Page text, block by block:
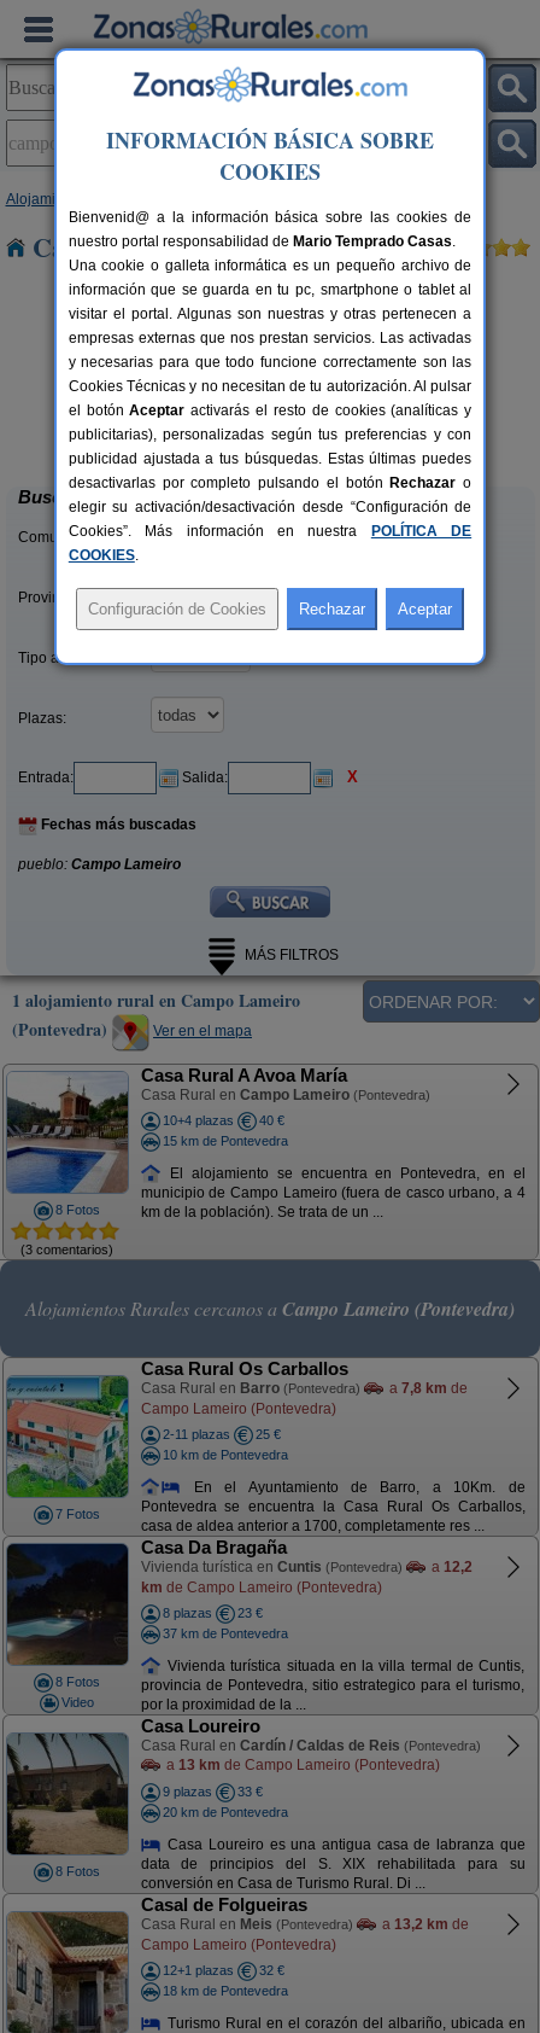
Alojamientos
Casas Rurales en Campo Lameiro
20 pers.
desde25 €
Casa Rural Galiñanes
Las Chouzas (Pontevedra)
Buscar
Comunidades:
Provincias/Islas:
Tipo alquiler:
Plazas:
Entrada: Salida: X
Fechas más buscadas
pueblo: Campo Lameiro
MÁS FILTROS
1 alojamiento rural en Campo Lameiro
(Pontevedra)
Ver en el mapa
8 Fotos
(3 comentarios)
Casa Rural A Avoa María
Casa Rural en Campo Lameiro (Pontevedra)
10+4 plazas
40 €
15 km de Pontevedra
El alojamiento se encuentra en Pontevedra, en el
municipio de Campo Lameiro (fuera de casco urbano, a 4
km de la población). Se trata de un ...
Alojamientos Rurales cercanos a Campo Lameiro (Pontevedra)
7 Fotos
Casa Rural Os Carballos
Casa Rural en Barro (Pontevedra) a 7,8 km de
Campo Lameiro (Pontevedra)
2-11 plazas
25 €
10 km de Pontevedra
En el Ayuntamiento de Barro, a 10Km. de
Pontevedra se encuentra la Casa Rural Os Carballos,
casa de aldea anterior a 1700, completamente res ...
8 Fotos
Video
Casa Da Bragaña
Vivienda turística en Cuntis (Pontevedra) a 12,2
km de Campo Lameiro (Pontevedra)
8 plazas
23 €
37 km de Pontevedra
Vivienda turística situada en la villa termal de Cuntis,
provincia de Pontevedra, sitio estrategico para el turismo,
por la proximidad de la ...
8 Fotos
Casa Loureiro
Casa Rural en Cardín / Caldas de Reis (Pontevedra)
a 13 km de Campo Lameiro (Pontevedra)
9 plazas
33 €
20 km de Pontevedra
Casa Loureiro es una antigua casa de labranza que
data de principios del S. XIX rehabilitada para su
conversión en Casa de Turismo Rural. Di ...
Casal de Folgueiras
Casa Rural en Meis (Pontevedra) a 13,2 km de
Campo Lameiro (Pontevedra)
12+1 plazas
32 €
18 km de Pontevedra
Turismo Rural en el corazón del albariño, ubicada en
INFORMACIÓN BÁSICA SOBRE
COOKIES
Bienvenid@ a la información básica sobre las cookies de
nuestro portal responsabilidad de Mario Temprado Casas.
Una cookie o galleta informática es un pequeño archivo de
información que se guarda en tu pc, smartphone o tablet al
visitar el portal. Algunas son nuestras y otras pertenecen a
empresas externas que nos prestan servicios. Las activadas
y necesarias para que todo funcione correctamente son las
Cookies Técnicas y no necesitan de tu autorización. Al pulsar
el botónAceptar activarás el resto de cookies (analíticas y
publicitarias), personalizadas según tus preferencias y con
publicidad ajustada a tus búsquedas. Estas últimas puedes
desactivarlas por completo pulsando el botón Rechazar o
elegir su activación/desactivación desde “Configuración de
Cookies”. Más información en nuestra
POLÍTICA DE
COOKIES.